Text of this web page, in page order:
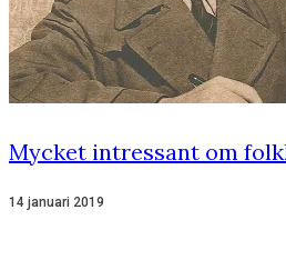
Mycket intressant om
14 januari 2019